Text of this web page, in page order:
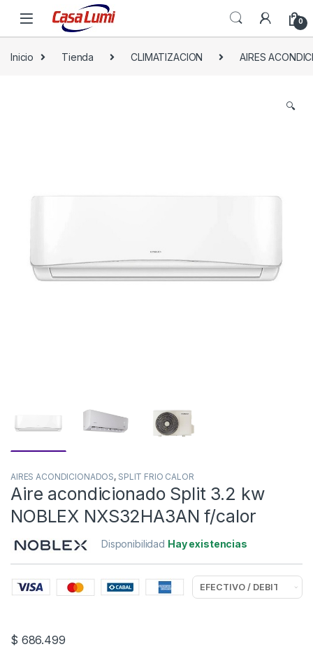
0
Inicio Tienda CLIMATIZACION AIRES
🔍
AIRES ACONDICIONADOS, SPLIT FRIO CALOR
Aire acondicionado Split 3.2 kw
NOBLEX NXS32HA3AN f/calor
Disponibilidad Hay existencias
$ 686.499